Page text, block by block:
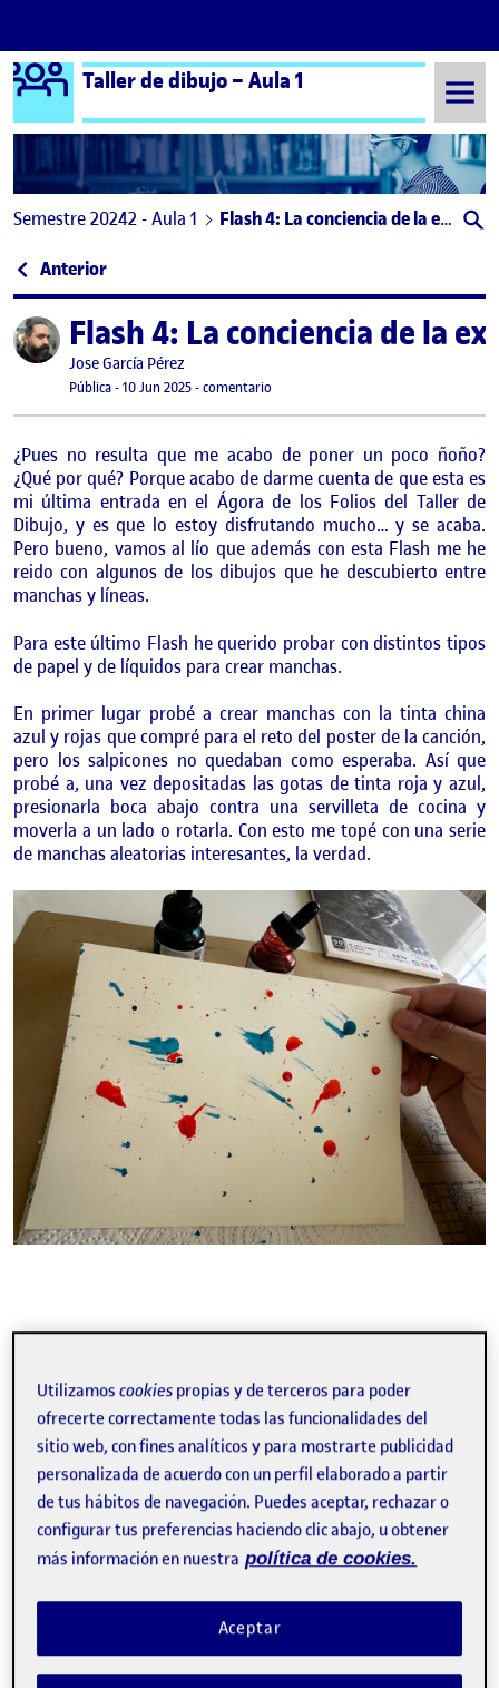
Saltar al contenido
Logo Ágora
Taller de dibujo – Aula 1
Semestre 20242 - Aula 1 Flash 4: La conciencia de la experimentación
Navegación de entradas
Anterior: Entrega parcial Reto 4
Publicado porFlash 4: La conciencia de la
Publicado por
Jose García Pérez
Visibilidad:
Pública-Fecha de publicación
10 Jun 202523 junio, 2025 5:48 pm
-comentario
¿Pues no resulta que me acabo de poner un poco ñoño?
¿Qué por qué? Porque acabo de darme cuenta de que esta es
mi última entrada en el Ágora de los Folios del Taller de
Dibujo, y es que lo estoy disfrutando mucho… y se acaba.
Pero bueno, vamos al lío que además con esta Flash me he
reido con algunos de los dibujos que he descubierto entre
manchas y líneas.
Para este último Flash he querido probar con distintos tipos
de papel y de líquidos para crear manchas.
En primer lugar probé a crear manchas con la tinta china
azul y rojas que compré para el reto del poster de la canción,
pero los salpicones no quedaban como esperaba. Así que
probé a, una vez depositadas las gotas de tinta roja y azul,
presionarla boca abajo contra una servilleta de cocina y
moverla a un lado o rotarla. Con esto me topé con una serie
de manchas aleatorias interesantes, la verdad.
inseparable Lamy Safary F.
Utilizamoscookies propias y de terceros para poder
ofrecerte correctamente todas las funcionalidades del
sitio web, con fines analíticos y para mostrarte publicidad
personalizada de acuerdo con un perfil elaborado a partir
de tus hábitos de navegación. Puedes aceptar, rechazar o
configurar tus preferencias haciendo clic abajo, u obtener
más información en nuestra política de cookies.
Aceptar